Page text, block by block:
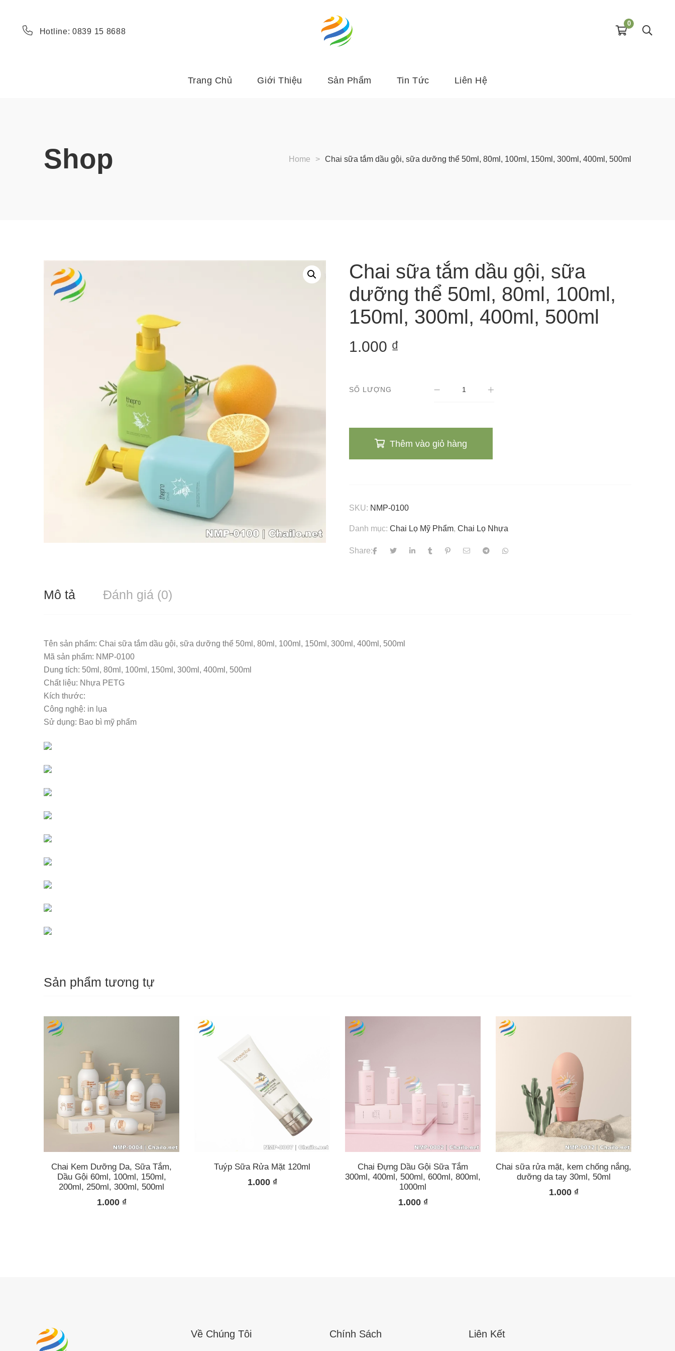
Hotline: 0839 15 8688
0
Trang Chủ Giới Thiệu Sản Phẩm Tin Tức Liên Hệ
Shop Home > Chai sữa tắm dầu gội, sữa dưỡng thể 50ml, 80ml, 100ml, 150ml, 300ml, 400ml, 500ml
Chai sữa tắm dầu gội, sữa
dưỡng thể 50ml, 80ml, 100ml,
150ml, 300ml, 400ml, 500ml
1.000 ₫
SỐ LƯỢNG
Thêm vào giỏ hàng
SKU: NMP-0100
Danh mục:Chai Lọ Mỹ Phẩm,Chai Lọ Nhựa
Share:
Mô tả Đánh giá (0)
Tên sản phẩm: Chai sữa tắm dầu gội, sữa dưỡng thể 50ml, 80ml, 100ml, 150ml, 300ml, 400ml, 500ml
Mã sản phẩm: NMP-0100
Dung tích: 50ml, 80ml, 100ml, 150ml, 300ml, 400ml, 500ml
Chất liệu: Nhựa PETG
Kích thước:
Công nghệ: in lụa
Sử dụng: Bao bì mỹ phẩm
Sản phẩm tương tự
Chai Kem Dưỡng Da, Sữa Tắm,
Dầu Gội 60ml, 100ml, 150ml,
200ml, 250ml, 300ml, 500ml
1.000 ₫
Tuýp Sữa Rửa Mặt 120ml
1.000 ₫
Chai Đựng Dầu Gội Sữa Tắm
300ml, 400ml, 500ml, 600ml, 800ml,
1000ml
1.000 ₫
Chai sữa rửa mặt, kem chống nắng,
dưỡng da tay 30ml, 50ml
1.000 ₫
Về Chúng Tôi Chính Sách Liên Kết